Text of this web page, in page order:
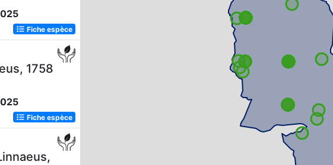
Fiche espèce
1758
Fiche espèce